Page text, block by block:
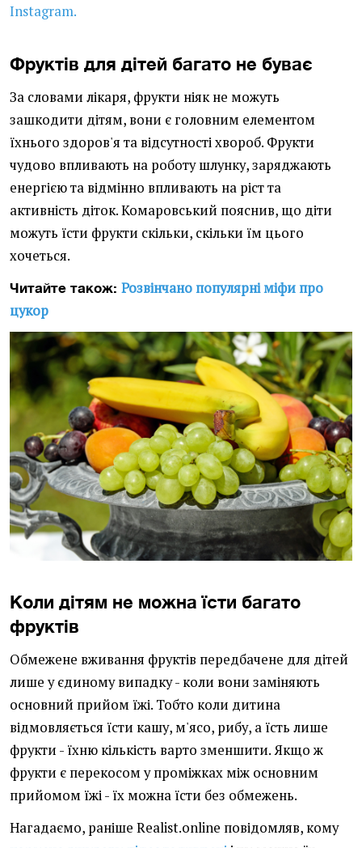
Instagram.
Фруктів для дітей багато не буває
За словами лікаря, фрукти ніяк не можуть
зашкодити дітям, вони є головним елементом
їхнього здоров'я та відсутності хвороб. Фрукти
чудово впливають на роботу шлунку, заряджають
енергією та відмінно впливають на ріст та
активність діток. Комаровський пояснив, що діти
можуть їсти фрукти скільки, скільки їм цього
хочеться.
Читайте також: Розвінчано популярні міфи про
цукор
Коли дітям не можна їсти багато
фруктів
Обмежене вживання фруктів передбачене для дітей
лише у єдиному випадку - коли вони заміняють
основний прийом їжі. Тобто коли дитина
відмовляється їсти кашу, м'ясо, рибу, а їсть лише
фрукти - їхню кількість варто зменшити. Якщо ж
фрукти є перекосом у проміжках між основним
прийомом їжі - їх можна їсти без обмежень.
Нагадаємо, раніше Realist.online повідомляв, кому